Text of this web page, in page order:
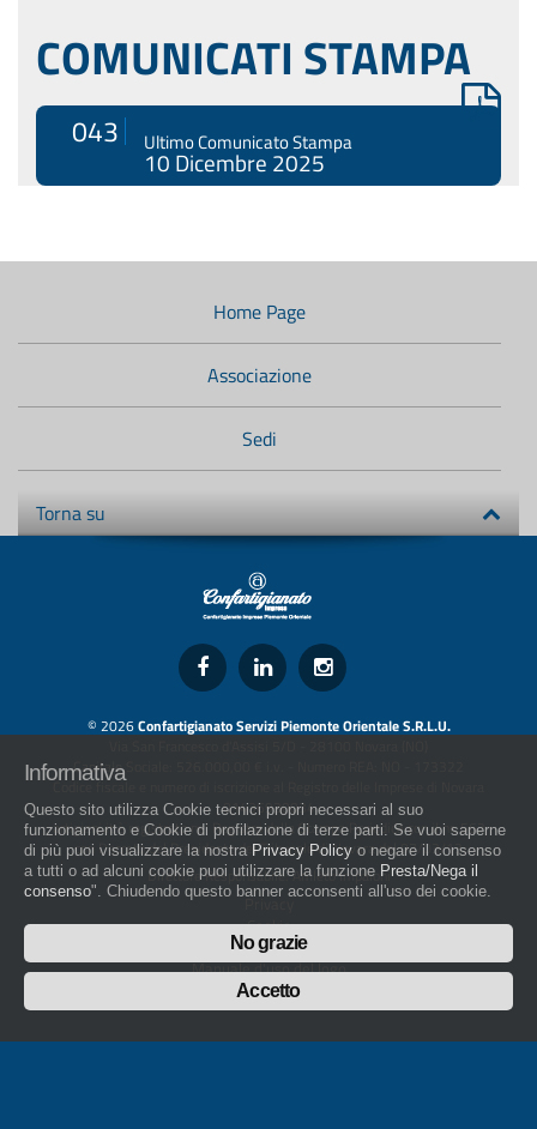
COMUNICATI STAMPA
043 Ultimo Comunicato Stampa
10 Dicembre 2025
Menù
Home Page
Associazione
Sedi
Torna su
© 2026Confartigianato Servizi Piemonte Orientale S.R.L.U.
Capitale Sociale: 526.000,00 € i.v. - Numero REA: NO - 173322
Codice fiscale e numero di iscrizione al Registro delle Imprese di Novara
01436930034
artigiani.it è registrato nel Registro della Stampa Periodica con il nr. 562
con Decreto del Presidente del Tribunale di Novara del 07/03/13
Direttore Responsabile: Amleto Impaloni
Privacy
Cookie
Whistleblowing
Manuale d'uso del logo
Policy sulla Parità di genere
Informativa
Questo sito utilizza Cookie tecnici propri necessari al suo
funzionamento e Cookie di profilazione di terze parti. Se vuoi saperne
di più puoi visualizzare la nostra Privacy Policy o negare il consenso
a tutti o ad alcuni cookie puoi utilizzare la funzione Presta/Nega il
consenso". Chiudendo questo banner acconsenti all'uso dei cookie.
No grazie
Accetto